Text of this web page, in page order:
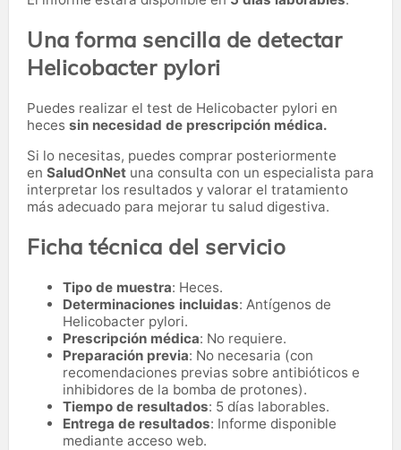
Una forma sencilla de detectar
Helicobacter pylori
Puedes realizar el test de Helicobacter pylori en
heces sin necesidad de prescripción médica.
Si lo necesitas, puedes comprar posteriormente
en SaludOnNet una consulta con un especialista para
interpretar los resultados y valorar el tratamiento
más adecuado para mejorar tu salud digestiva.
Ficha técnica del servicio
Tipo de muestra: Heces.
Determinaciones incluidas: Antígenos de
Helicobacter pylori.
Prescripción médica: No requiere.
Preparación previa: No necesaria (con
recomendaciones previas sobre antibióticos e
inhibidores de la bomba de protones).
Tiempo de resultados: 5 días laborables.
Entrega de resultados: Informe disponible
mediante acceso web.